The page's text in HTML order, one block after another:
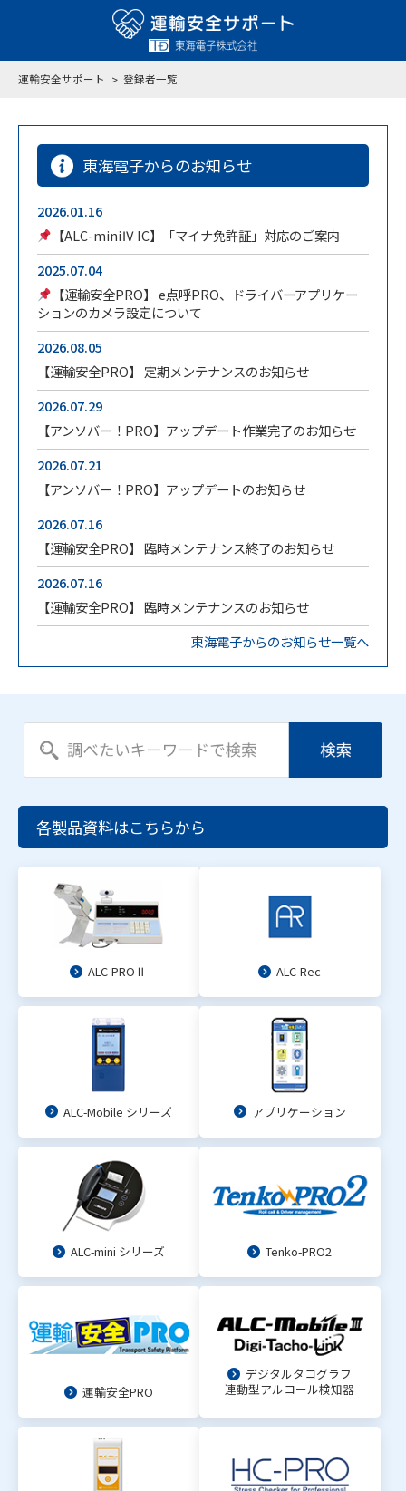
運輸安全サポート 登録者一覧
東海電子からのお知らせ
2026.01.16
【ALC-miniⅣ IC】「マイナ免許証」対応のご案内
2025.07.04
【運輸安全PRO】 e点呼PRO、ドライバーアプリケー
ションのカメラ設定について
2026.08.05
【運輸安全PRO】 定期メンテナンスのお知らせ
2026.07.29
【アンソバー！PRO】アップデート作業完了のお知らせ
2026.07.21
【アンソバー！PRO】アップデートのお知らせ
2026.07.16
【運輸安全PRO】 臨時メンテナンス終了のお知らせ
2026.07.16
【運輸安全PRO】 臨時メンテナンスのお知らせ
東海電子からのお知らせ一覧へ
各製品資料はこちらから
ALC-PROⅡ ALC-Rec
ALC-Mobile シリーズ アプリケーション
ALC-mini シリーズ Tenko-PRO2
運輸安全PRO
デジタルタコグラフ
連動型アルコール検知器